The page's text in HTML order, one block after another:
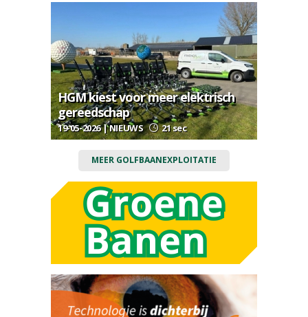
HGM kiest voor meer elektrisch
gereedschap
19-05-2026 | NIEUWS 21 sec
MEER GOLFBAANEXPLOITATIE